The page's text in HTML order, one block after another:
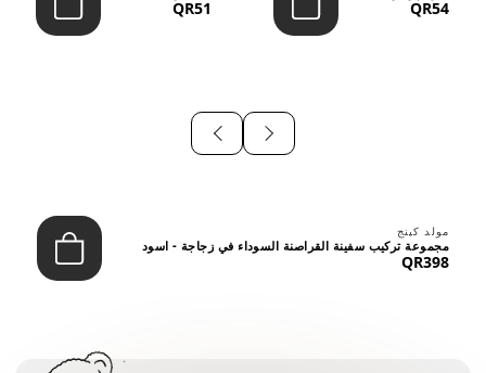
QR54
QR51
مولد كينج
مجموعة تركيب سفينة القراصنة السوداء في زجاجة - اسود
QR398